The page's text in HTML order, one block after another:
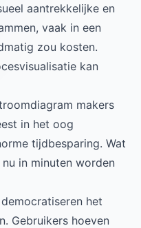
aantrekkelijke en
vaak in een
zou kosten.
kan
makers
in het oog
tijdbesparing. Wat
in minuten worden
het
Gebruikers hoeven